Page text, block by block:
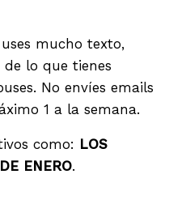
mucho texto,
lo que tienes
No envíes emails
1 a la semana.
como: LOS
ENERO.